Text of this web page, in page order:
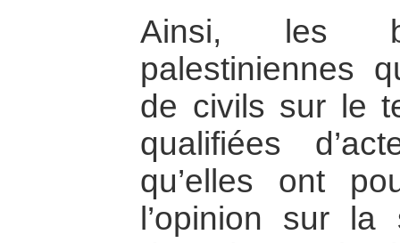
Ainsi, les
palestiniennes
de civils sur le
qualifiées
qu’elles ont
l’opinion sur